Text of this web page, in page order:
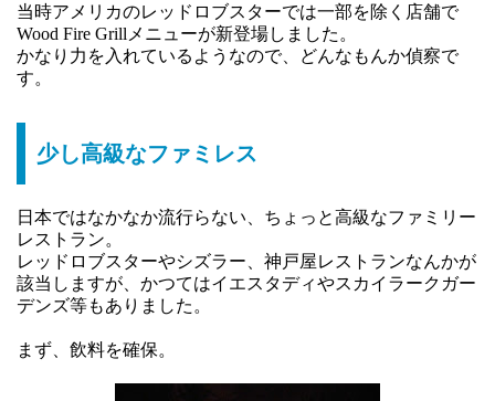
当時アメリカのレッドロブスターでは一部を除く店舗で
Wood Fire Grillメニューが新登場しました。
かなり力を入れているようなので、どんなもんか偵察で
す。
少し高級なファミレス
日本ではなかなか流行らない、ちょっと高級なファミリー
レストラン。
レッドロブスターやシズラー、神戸屋レストランなんかが
該当しますが、かつてはイエスタディやスカイラークガー
デンズ等もありました。
まず、飲料を確保。